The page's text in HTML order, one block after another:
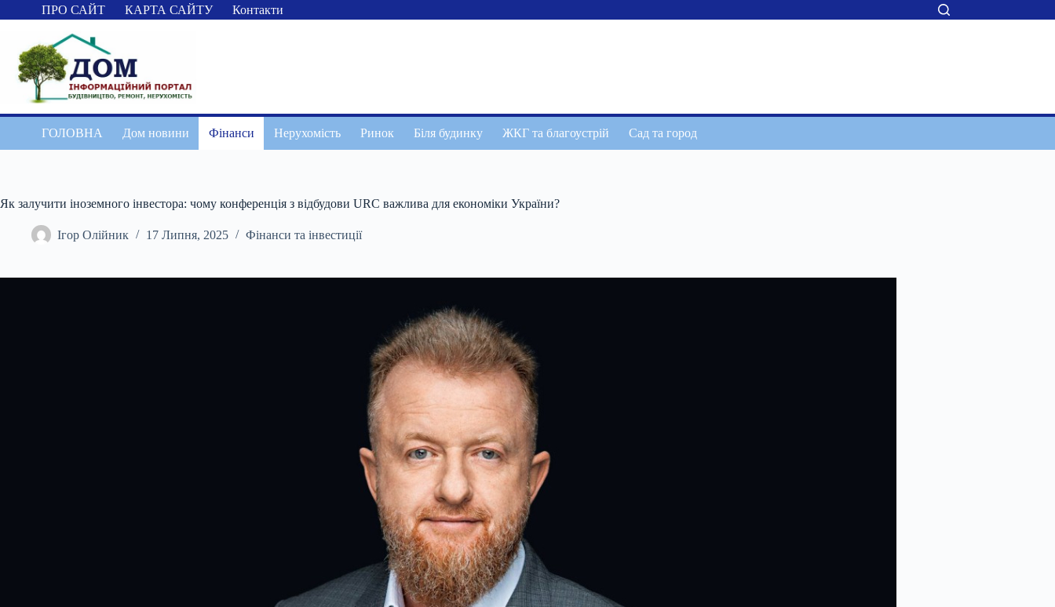
Перейти
до
ПРО САЙТ КАРТА САЙТУ Контакти
ГОЛОВНА Дом новини Фінанси Нерухомість Ринок Біля будинку ЖКГ та благоустрій Сад та город
Як залучити іноземного інвестора: чому конференція з відбудови URC важлива для економіки України?
Ігор Олійник 17 Липня, 2025 Фінанси та інвестиції